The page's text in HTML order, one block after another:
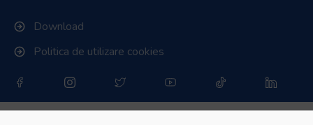
Download
Politica de utilizare cookies